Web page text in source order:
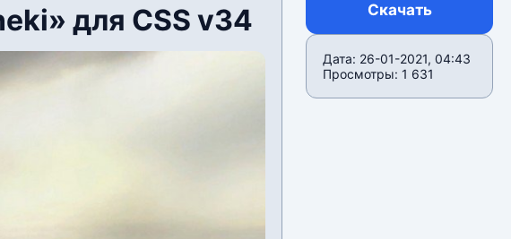
для CSS v34 Скачать
Дата: 26-01-2021, 04:43
Просмотры: 1 631